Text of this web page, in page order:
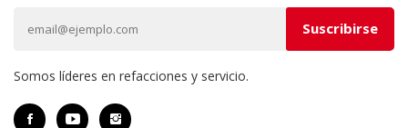
Somos líderes en refacciones y servicio.